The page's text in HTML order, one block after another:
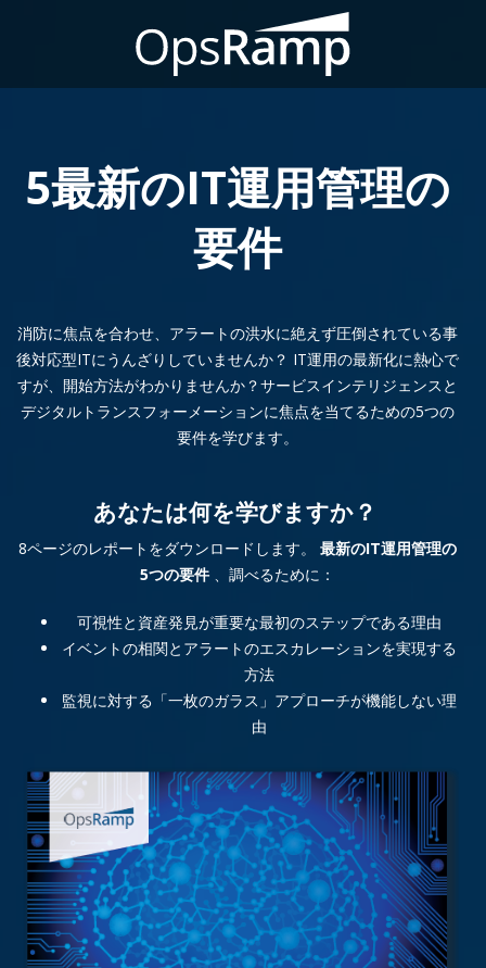
5最新のIT運用管理の
要件
消防に焦点を合わせ、アラートの洪水に絶えず圧倒されている事
後対応​​型ITにうんざりしていませんか？ IT運用の最新化に熱心で
すが、開始方法がわかりませんか？サービスインテリジェンスと
デジタルトランスフォーメーションに焦点を当てるための5つの
要件を学びます。
あなたは何を学びますか？
8ページのレポートをダウンロードします。 最新のIT運用管理の
5つの要件 、調べるために：
可視性と資産発見が重要な最初のステップである理由
イベントの相関とアラートのエスカレーションを実現する
方法
監視に対する「一枚のガラス」アプローチが機能しない理
由